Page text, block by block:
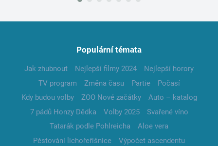
Populární témata
Jak zhubnout Nejlepší filmy 2024
Nejlepší horory
TV program
Změna času Partie
Počasí
Kdy budou volby
ZOO Nové začátky
Auto – katalog
7 pádů Honzy Dědka
Volby 2025
Svařené víno
Tatarák podle Pohlreicha
Aloe vera
Pěstování lichořeřišnice
Výpočet ascendentu